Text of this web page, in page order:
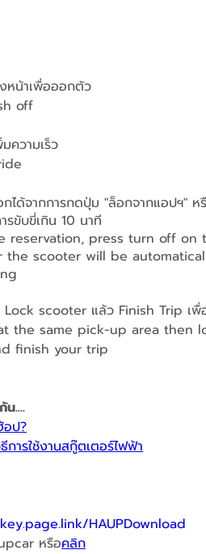
งหน้าเพื่อออกตัว
off
ความเร็ว
กได้จากการกดปุ่ม "ล็อกจากแอปฯ"
รขับขี่เกิน 10 นาที
reservation, press turn off on
the scooter will be
scooter แล้ว Finish Trip เพื่
the same pick-up area then
finish your trip
....
อป?
ารใช้งานสกู๊ตเตอร์ไฟฟ้า
HAUPDownload
หรือคลิก